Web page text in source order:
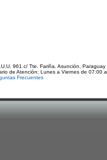
961 c/ Tte. Fariña. Asunción,
de Atención: Lunes a Viernes de 07:00
Frecuentes